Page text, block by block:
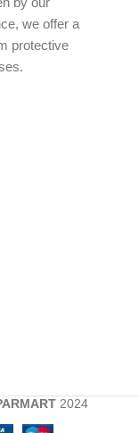
we offer a
protective
2024